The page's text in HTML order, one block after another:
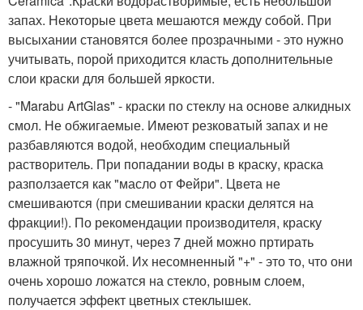
запах. Некоторые цвета мешаются между собой. При
высыхании становятся более прозрачными - это нужно
учитывать, порой приходится класть дополнительные
слои краски для большей яркости.
- "Marabu ArtGlas" - краски по стеклу на основе алкидных
смол. Не обжигаемые. Имеют резковатый запах и не
разбавляются водой, необходим специальный
растворитель. При попадании воды в краску, краска
разползается как "масло от Фейри". Цвета не
смешиваются (при смешивании краски делятся на
фракции!). По рекомендации производителя, краску
просушить 30 минут, через 7 дней можно пртирать
влажной тряпочкой. Их несомненный "+" - это то, что они
очень хорошо ложатся на стекло, ровным слоем,
получается эффект цветных стеклышек.